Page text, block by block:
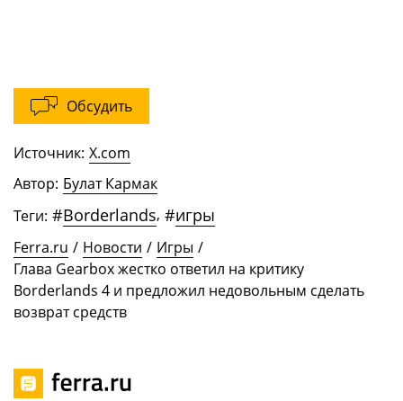
Обсудить
Источник: X.com
Автор: Булат Кармак
Теги: #Borderlands, #игры
Ferra.ru / Новости / Игры /
Глава Gearbox жестко ответил на критику
Borderlands 4 и предложил недовольным сделать
возврат средств